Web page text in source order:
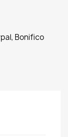
Bonifico